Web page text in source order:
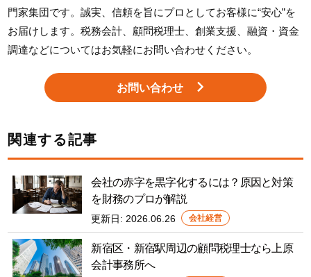
門家集団です。誠実、信頼を旨にプロとしてお客様に“安心”を
お届けします。税務会計、顧問税理士、創業支援、融資・資金
調達などについてはお気軽にお問い合わせください。
お問い合わせ
関連する記事
会社の赤字を黒字化するには？原因と対策
を財務のプロが解説
更新日: 2026.06.26 会社経営
新宿区・新宿駅周辺の顧問税理士なら上原
会計事務所へ